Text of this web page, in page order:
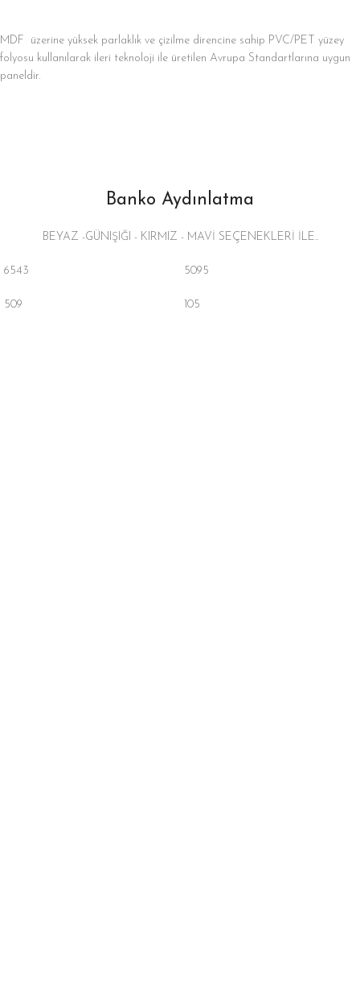
MDF üzerine yüksek parlaklık ve çizilme direncine sahip PVC/PET yüzey
folyosu kullanılarak ileri teknoloji ile üretilen Avrupa Standartlarına uygun
paneldir.
Banko Aydınlatma
BEYAZ -GÜNIŞIĞI - KIRMIZ - MAVİ SEÇENEKLERİ İLE..
6543
509
5095
105